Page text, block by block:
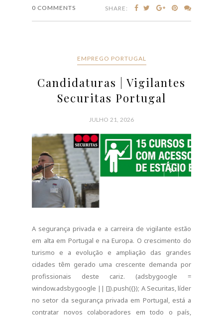
0 COMMENTS SHARE:
EMPREGO PORTUGAL
Candidaturas | Vigilantes
Securitas Portugal
JULHO 21, 2026
A segurança privada e a carreira de vigilante estão
em alta em Portugal e na Europa. O crescimento do
cidades têm gerado uma crescente demanda por
profissionais deste cariz. (adsbygoogle =
window.adsbygoogle || []).push({}); A Securitas, líder
no setor da segurança privada em Portugal, está a
contratar novos colaboradores em todo o país,
incluindo as...